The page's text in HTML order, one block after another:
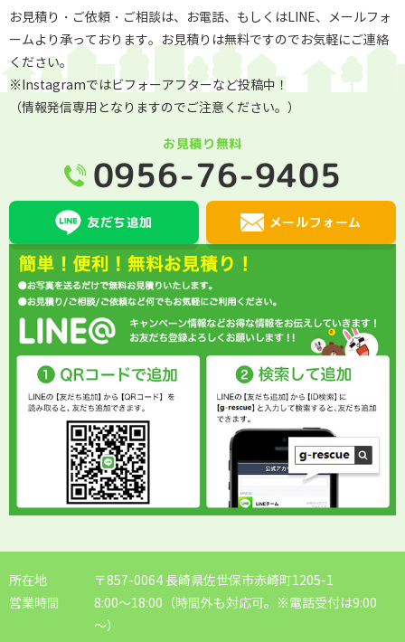
お見積り・ご依頼・ご相談は、お電話、もしくはLINE、メールフォ
ームより承っております。お見積りは無料ですのでお気軽にご連絡
ください。
※Instagramではビフォーアフターなど投稿中！
（情報発信専用となりますのでご注意ください。）
お見積り無料
0956-76-9405
友だち追加 メールフォーム
所在地
〒857-0064 長崎県佐世保市赤崎町1205-1
営業時間
8:00～18:00（時間外も対応可。※電話受付は9:00
～）